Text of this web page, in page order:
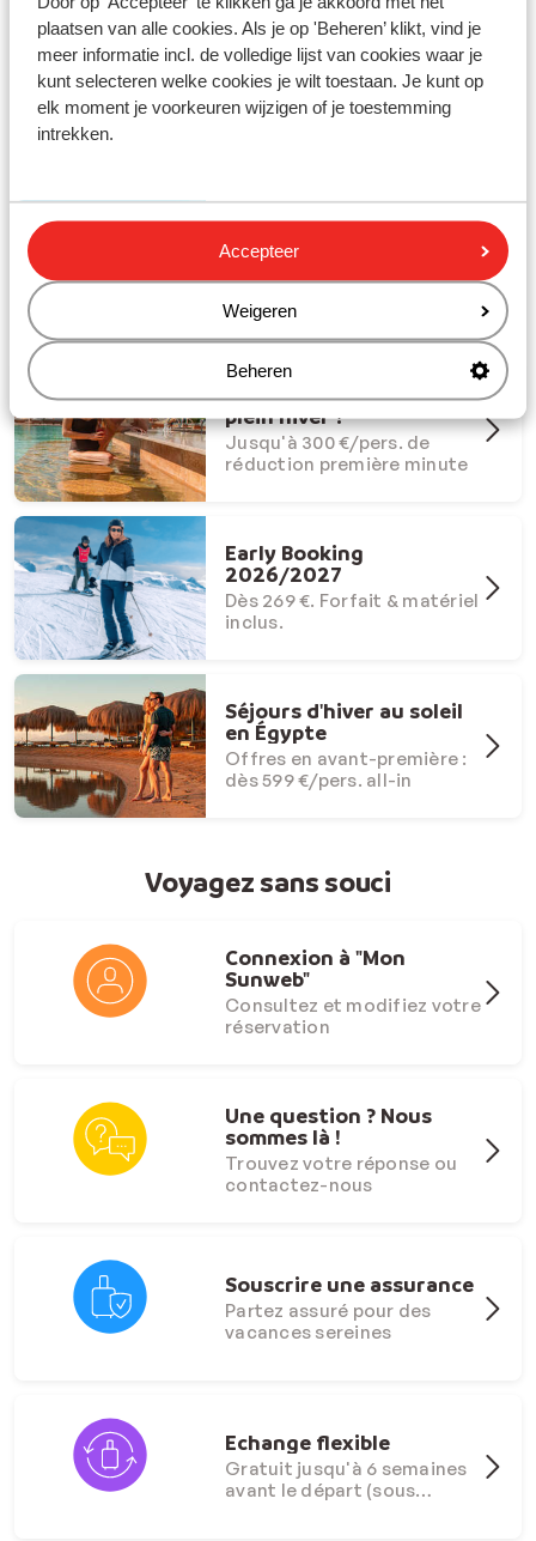
plaatsen van alle cookies. Als je op 'Beheren’ klikt, vind je
meer informatie incl. de volledige lijst van cookies waar je
kunt selecteren welke cookies je wilt toestaan. Je kunt op
elk moment je voorkeuren wijzigen of je toestemming
intrekken.
Accepteer
Weigeren
Beheren
Partez en vacances avec Sunweb !
Offres Dernière Chance
Et si l'été s'invitait en
plein hiver ?
Jusqu'à 300 €/pers. de
réduction première minute
Early Booking
2026/2027
Dès 269 €. Forfait & matériel
inclus.
Séjours d'hiver au soleil
en Égypte
Offres en avant-première :
dès 599 €/pers. all-in
Voyagez sans souci
Connexion à "Mon
Sunweb"
Consultez et modifiez votre
réservation
Une question ? Nous
sommes là !
Trouvez votre réponse ou
contactez-nous
Souscrire une assurance
Partez assuré pour des
vacances sereines
Echange flexible
Gratuit jusqu'à 6 semaines
avant le départ (sous